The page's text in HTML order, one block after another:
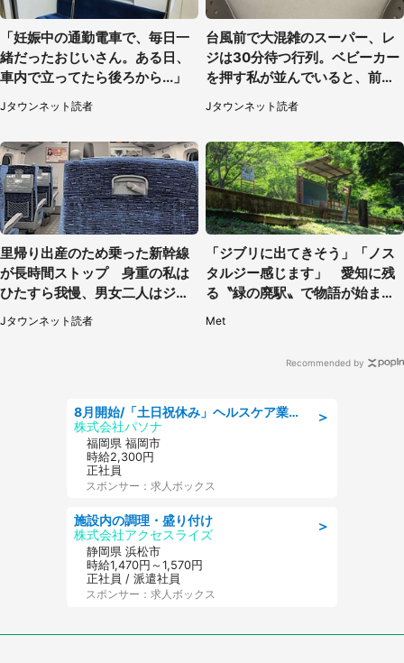
「妊娠中の通勤電車で、毎日一
緒だったおじいさん。ある日、
車内で立ってたら後ろから...」
Jタウンネット読者
台風前で大混雑のスーパー、レ
ジは30分待つ行列。ベビーカー
を押す私が並んでいると、前の
Jタウンネット読者
里帰り出産のため乗った新幹線
が長時間ストップ 身重の私は
ひたすら我慢、男女二人はジュ
ースを買ってきて（50代女性）
Jタウンネット読者
「ジブリに出てきそう」「ノス
タルジー感じます」 愛知に残
る〝緑の廃駅〟で物語が始まり
Met
Recommended by
＞
8月開始/「土日祝休み」ヘルスケア業界の産業保健師/高時給/未経験OK/要資格:保健師、正看護師
株式会社パソナ
福岡県 福岡市
時給2,300円
正社員
スポンサー：求人ボックス
＞
施設内の調理・盛り付け
株式会社アクセスライズ
静岡県 浜松市
時給1,470円～1,570円
正社員 / 派遣社員
スポンサー：求人ボックス